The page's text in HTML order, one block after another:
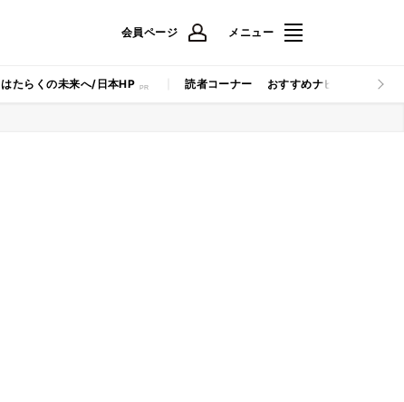
会員ページ メニュー
はたらくの未来へ/日本HP 読者コーナー おすすめナビ マイナビ